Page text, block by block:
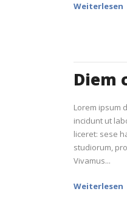
Weiterlesen
Diem
Lorem ipsum
incidunt ut
liceret: sese
studiorum,
Vivamus...
Weiterlesen